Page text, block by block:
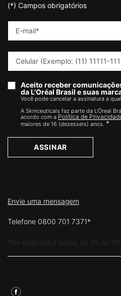
(*) Campos obrigatórios
E-mail*
Celular (Exemplo: (11) 11111-
Aceito receber
da L'Oréal Brasil e suas
Você pode cancelar a assinatura a
A Skinceuticals faz parte da L'Óreal
acordo com a Política de
maiores de 16 (dezesseis) anos. *
ASSINAR
Envie uma mensagem
Telefone 0800 701 7371*
*De segunda à sexta, de 9h às